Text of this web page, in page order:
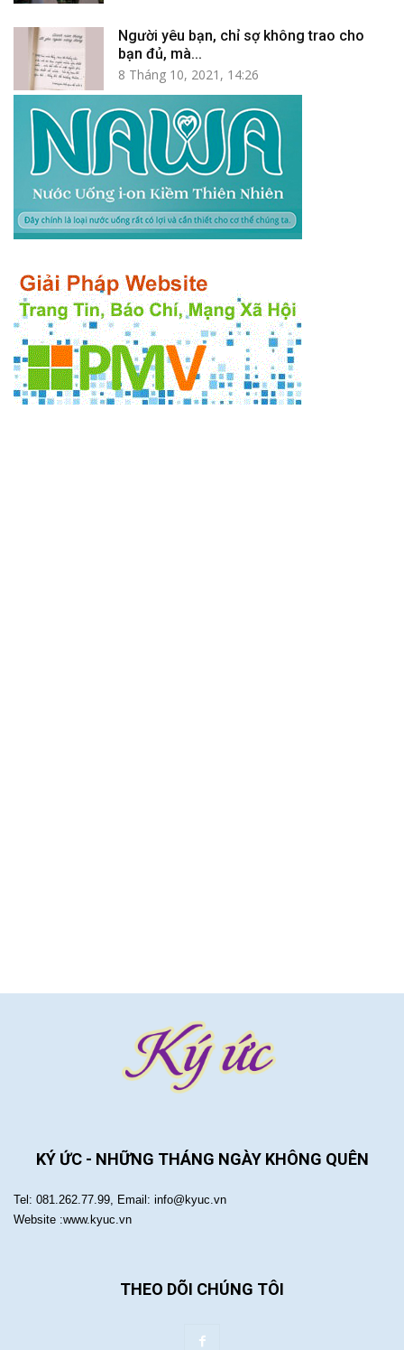
Người yêu bạn, chỉ sợ không trao cho
bạn đủ, mà...
8 Tháng 10, 2021, 14:26
KÝ ỨC - NHỮNG THÁNG NGÀY KHÔNG QUÊN
Tel: 081.262.77.99, Email: info@kyuc.vn
Website :www.kyuc.vn
THEO DÕI CHÚNG TÔI